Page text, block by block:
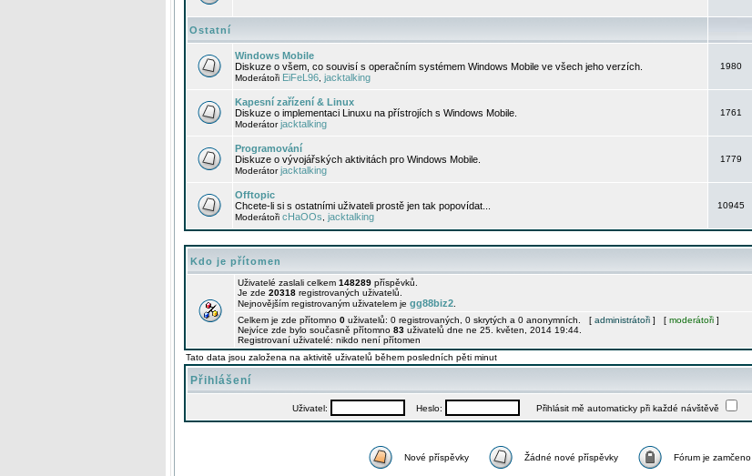
Ostatní
Windows Mobile
Diskuze o všem, co souvisí s operačním systémem Windows Mobile ve všech jeho verzích.
Moderátoři EiFeL96 jacktalking
1980
Kapesní zařízení & Linux
Diskuze o implementaci Linuxu na přístrojích s Windows Mobile.
Moderátorjacktalking
1761
Programování
Diskuze o vývojářských aktivitách pro Windows Mobile.
Moderátorjacktalking
1779
Offtopic
Chcete-li si s ostatními uživateli prostě jen tak popovídat...
Moderátoři cHaOOs jacktalking
10945
Kdo je přítomen
Uživatelé zaslali celkem 148289 příspěvků.
Je zde 20318 registrovaných uživatelů.
Nejnovějším registrovaným uživatelem je gg88biz2
Celkem je zde přítomno 0 uživatelů: 0 registrovaných, 0 skrytých a 0 anonymních. [ administrátoři ] [ moderátoři ]
Nejvíce zde bylo současně přítomno 83 uživatelů dne ne 25. květen, 2014 19:44.
Registrovaní uživatelé: nikdo není přítomen
Tato data jsou založena na aktivitě uživatelů během posledních pěti minut
Přihlášení
Uživatel: Heslo: Přihlásit mě automaticky při každé návštěvě
Nové příspěvky Žádné nové příspěvky Fórum je zamčeno